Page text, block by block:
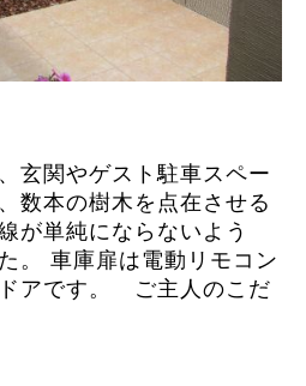
玄関やゲスト駐車スペー
数本の樹木を点在させる
が単純にならないよう
。 車庫扉は電動リモコン
アです。 ご主人のこだ